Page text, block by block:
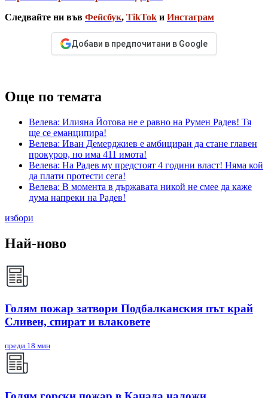
Следвайте ни във Фейсбук, TikTok и Инстаграм
Добави в предпочитани в Google
Още по темата
Велева: Илияна Йотова не е равно на Румен Радев! Тя
ще се еманципира!
Велева: Иван Демерджиев е амбициран да стане главен
прокурор, но има 411 имота!
Велева: На Радев му предстоят 4 години власт! Няма кой
да плати протести сега!
Велева: В момента в държавата никой не смее да каже
дума напреки на Радев!
избори
Най-ново
Голям пожар затвори Подбалканския път край
Сливен, спират и влаковете
преди 18 мин